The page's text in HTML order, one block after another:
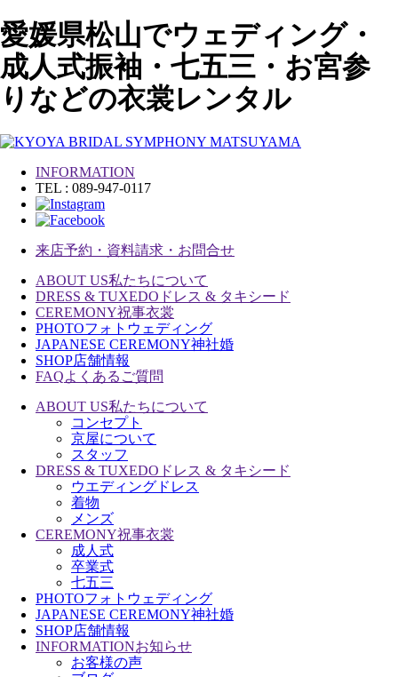
愛媛県松山でウェディング・
成人式振袖・七五三・お宮参
りなどの衣裳レンタル
INFORMATION
TEL : 089-947-0117
来店予約・資料請求・お問合せ
ABOUT US私たちについて
DRESS & TUXEDO ドレス & タキシード
CEREMONY祝事衣裳
PHOTOフォトウェディング
JAPANESE CEREMONY神社婚
SHOP店舗情報
FAQよくあるご質問
ABOUT US私たちについて
コンセプト
京屋について
スタッフ
DRESS & TUXEDO ドレス & タキシード
ウエディングドレス
着物
メンズ
CEREMONY祝事衣裳
成人式
卒業式
七五三
PHOTOフォトウェディング
JAPANESE CEREMONY神社婚
SHOP店舗情報
INFORMATIONお知らせ
お客様の声